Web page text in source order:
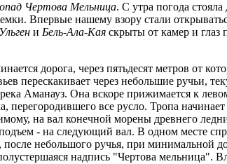
Чертова Мельница. С утра погода стояла
Впервые нашему взору стали
иБель-Ала-Кая скрыты от камер и глаз
дорога, через пятьдесят метров от
перескакивает через небольшие ручьи,
Аманауз. Она вскоре прижимается к
все русло. Тропа начинает
на вал конечной морены древнего
- на следующий вал. В одном месте
после небольшого ручья, при минимальной
надпись "Чертова мельница".